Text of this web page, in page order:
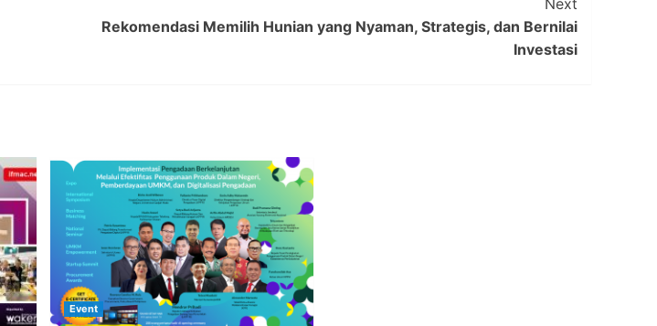
Next
Rekomendasi Memilih Hunian yang Nyaman, Strategis, dan Bernilai
Investasi
Event